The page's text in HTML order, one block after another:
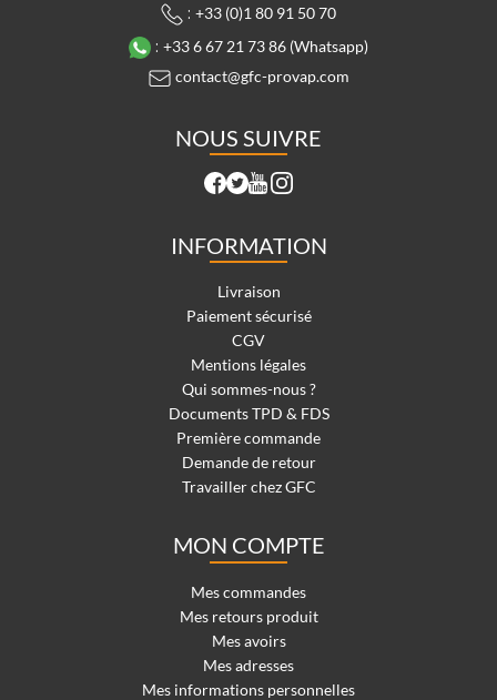
: +33 (0)1 80 91 50 70
: +33 6 67 21 73 86 (Whatsapp)
contact@gfc-provap.com
NOUS SUIVRE
INFORMATION
Livraison
Paiement sécurisé
CGV
Mentions légales
Qui sommes-nous ?
Documents TPD & FDS
Première commande
Demande de retour
Travailler chez GFC
MON COMPTE
Mes commandes
Mes retours produit
Mes avoirs
Mes adresses
Mes informations personnelles